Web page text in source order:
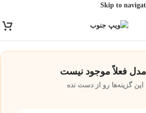
Skip to
پست و تیپاکس
مدل فعلاً موجود نیست
این گزینه‌ها رو از دست نده